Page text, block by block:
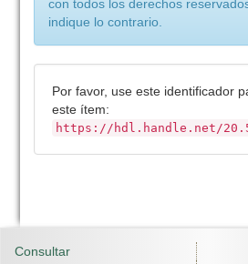
con todos los derechos
indique lo contrario.
Por favor, use este identificador
este ítem:
https://hdl.handle.net/
Consultar